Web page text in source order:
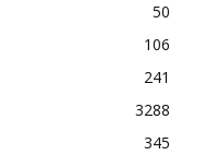
50
106
241
3288
345